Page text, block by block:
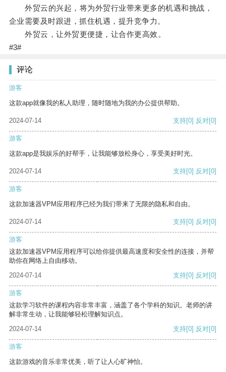
外贸云的兴起，将为外贸行业带来更多的机遇和挑战，
企业需要及时跟进，抓住机遇，提升竞争力。
外贸云，让外贸更便捷，让合作更高效。
#3#
评论
游客
这款app就像我的私人助理，随时随地为我的办公提供帮助。
2024-07-14 支持[0] 反对[0]
游客
这款app是我娱乐的好帮手，让我能够放松身心，享受美好时光。
2024-07-14 支持[0] 反对[0]
游客
这款加速器VPM应用程序已经为我们带来了无限的隐私和自由。
2024-07-14 支持[0] 反对[0]
游客
这款加速器VPM应用程序可以给你提供最高速度和安全性的连接，并帮
助你在网络上自由移动。
2024-07-14
支持[0] 反对[0]
游客
这款学习软件的课程内容非常丰富，涵盖了各个学科的知识。老师的讲
解非常生动，让我能够轻松理解知识点。
2024-07-14
支持[0] 反对[0]
游客
这款游戏的音乐非常优美，听了让人心旷神怡。